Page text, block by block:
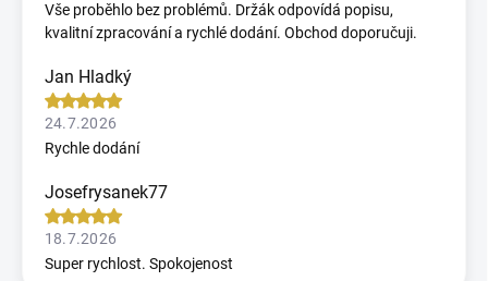
Vše proběhlo bez problémů. Držák odpovídá popisu,
kvalitní zpracování a rychlé dodání. Obchod doporučuji.
Jan Hladký
24.7.2026
Rychle dodání
Josefrysanek77
18.7.2026
Super rychlost. Spokojenost